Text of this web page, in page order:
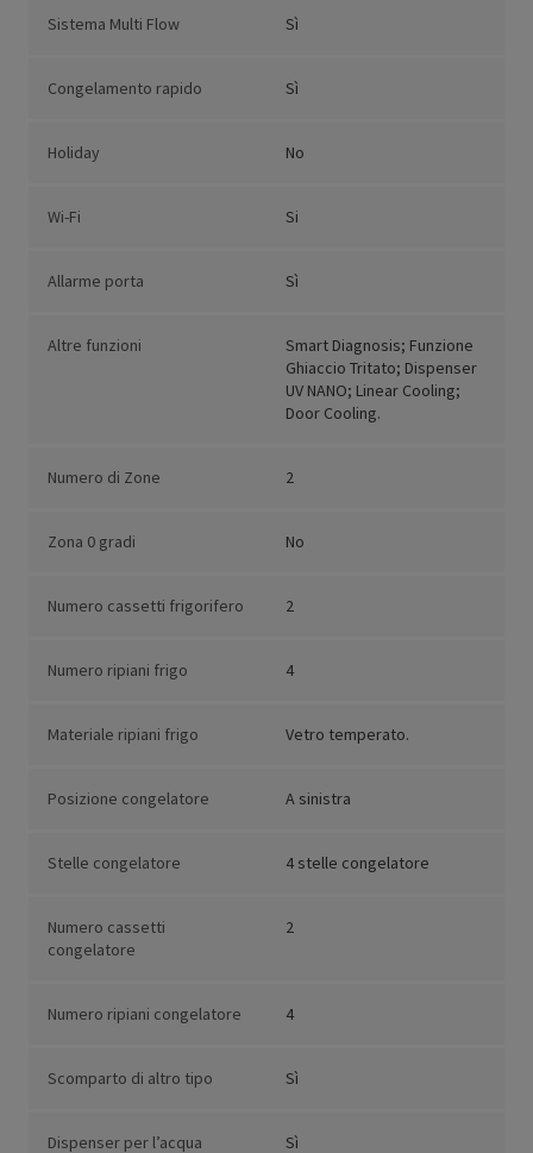
Sistema Multi Flow Sì
Congelamento rapido Sì
Holiday No
Wi-Fi Si
Allarme porta Sì
Altre funzioni
Smart Diagnosis; Funzione
Ghiaccio Tritato; Dispenser
UV NANO; Linear Cooling;
Door Cooling.
Numero di Zone 2
Zona 0 gradi No
Numero cassetti frigorifero 2
Numero ripiani frigo 4
Materiale ripiani frigo Vetro temperato.
Posizione congelatore A sinistra
Stelle congelatore 4 stelle congelatore
Numero cassetti
congelatore
2
Numero ripiani congelatore 4
Scomparto di altro tipo Sì
Dispenser per l’acqua Sì